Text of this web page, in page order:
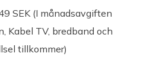
SEK (I månadsavgiften
Kabel TV, bredband och
tillkommer)